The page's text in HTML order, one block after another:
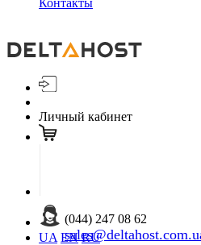
Контакты
Личный кабинет
(044) 247 08 62
UA EN RU